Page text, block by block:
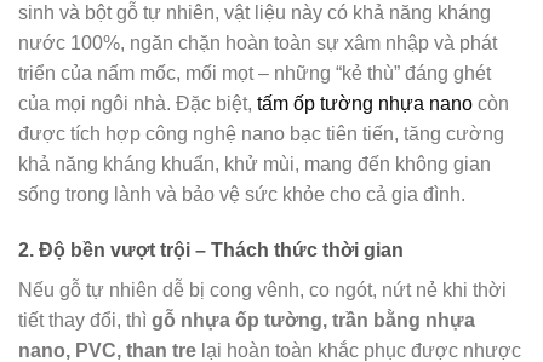
sinh và bột gỗ tự nhiên, vật liệu này có khả năng kháng
nước 100%, ngăn chặn hoàn toàn sự xâm nhập và phát
triển của nấm mốc, mối mọt – những “kẻ thù” đáng ghét
của mọi ngôi nhà. Đặc biệt, tấm ốp tường nhựa nano còn
được tích hợp công nghệ nano bạc tiên tiến, tăng cường
khả năng kháng khuẩn, khử mùi, mang đến không gian
sống trong lành và bảo vệ sức khỏe cho cả gia đình.
2. Độ bền vượt trội – Thách thức thời gian
Nếu gỗ tự nhiên dễ bị cong vênh, co ngót, nứt nẻ khi thời
tiết thay đổi, thì gỗ nhựa ốp tường, trần bằng nhựa
nano, PVC, than tre lại hoàn toàn khắc phục được nhược